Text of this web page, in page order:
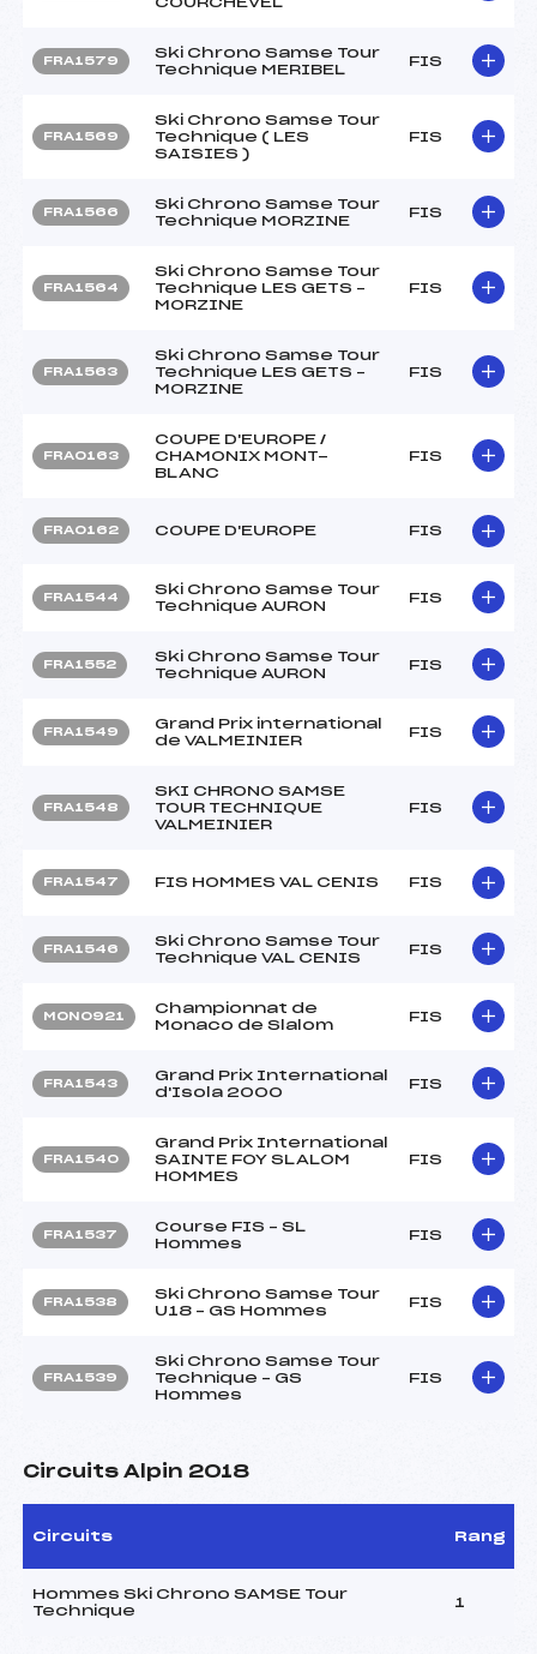
FRA1579
Ski Chrono Samse Tour
Technique MERIBEL
FIS
FRA1569
Ski Chrono Samse Tour
Technique ( LES
SAISIES )
FIS
FRA1566
Ski Chrono Samse Tour
Technique MORZINE
FIS
FRA1564
Ski Chrono Samse Tour
Technique LES GETS –
MORZINE
FIS
FRA1563
Ski Chrono Samse Tour
Technique LES GETS –
MORZINE
FIS
FRA0163
COUPE D'EUROPE /
CHAMONIX MONT-
BLANC
FIS
FRA0162 COUPE D'EUROPE FIS
FRA1544
Ski Chrono Samse Tour
Technique AURON
FIS
FRA1552
Ski Chrono Samse Tour
Technique AURON
FIS
FRA1549
Grand Prix international
de VALMEINIER
FIS
FRA1548
SKI CHRONO SAMSE
TOUR TECHNIQUE
VALMEINIER
FIS
FRA1547 FIS HOMMES VAL CENIS FIS
FRA1546
Ski Chrono Samse Tour
Technique VAL CENIS
FIS
MON0921
Championnat de
Monaco de Slalom
FIS
FRA1543
Grand Prix International
d'Isola 2000
FIS
FRA1540
Grand Prix International
SAINTE FOY SLALOM
HOMMES
FIS
FRA1537
Course FIS – SL
Hommes
FIS
FRA1538
Ski Chrono Samse Tour
U18 – GS Hommes
FIS
FRA1539
Ski Chrono Samse Tour
Technique – GS
Hommes
FIS
Circuits Alpin 2018
Circuits Rang
Hommes Ski Chrono SAMSE Tour
Technique
1